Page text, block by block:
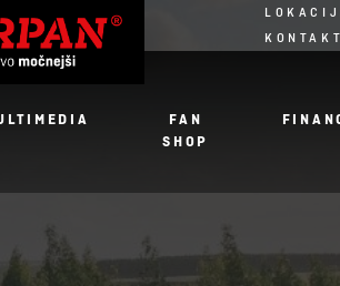
KONTAKT
FAN
SHOP